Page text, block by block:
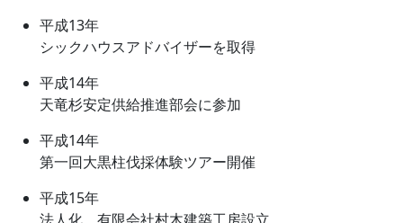
平成13年
シックハウスアドバイザーを取得
平成14年
天竜杉安定供給推進部会に参加
平成14年
第一回大黒柱伐採体験ツアー開催
平成15年